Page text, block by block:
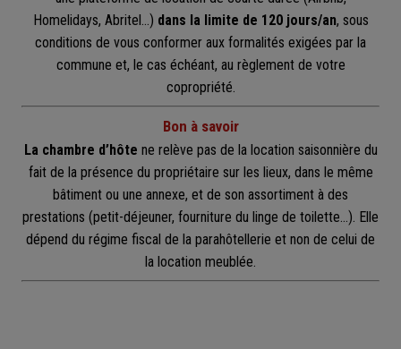
Homelidays, Abritel…) dans la limite de 120 jours/an, sous
conditions de vous conformer aux formalités exigées par la
commune et, le cas échéant, au règlement de votre
copropriété.
Bon à savoir
La chambre d’hôte ne relève pas de la location saisonnière du
fait de la présence du propriétaire sur les lieux, dans le même
bâtiment ou une annexe, et de son assortiment à des
prestations (petit-déjeuner, fourniture du linge de toilette…). Elle
dépend du régime fiscal de la parahôtellerie et non de celui de
la location meublée.